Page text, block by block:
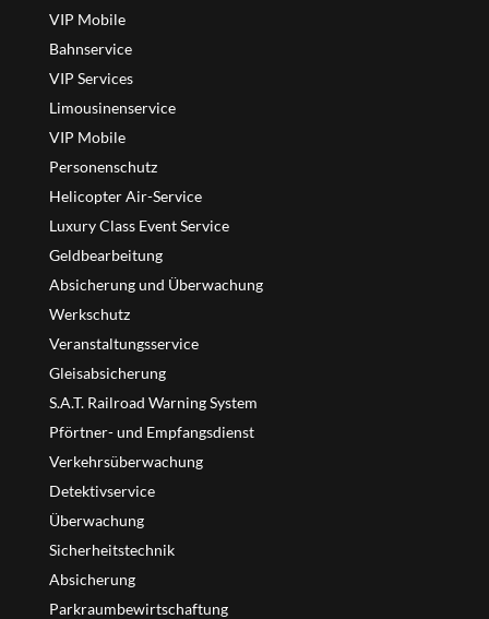
VIP Mobile
Bahnservice
VIP Services
Limousinenservice
VIP Mobile
Personenschutz
Helicopter Air-Service
Luxury Class Event Service
Geldbearbeitung
Absicherung und Überwachung
Werkschutz
Veranstaltungsservice
Gleisabsicherung
S.A.T. Railroad Warning System
Pförtner- und Empfangsdienst
Verkehrsüberwachung
Detektivservice
Überwachung
Sicherheitstechnik
Absicherung
Parkraumbewirtschaftung